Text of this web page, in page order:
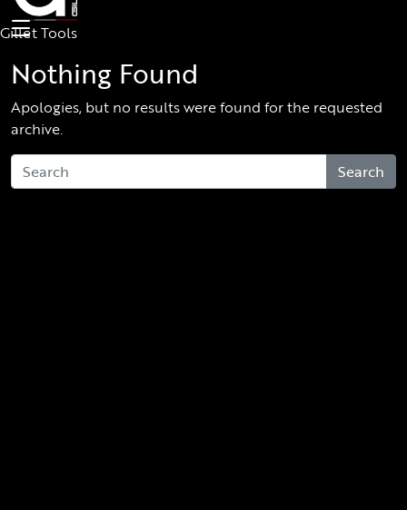
Skip to main content
Gillet Tools
Nothing Found
Apologies, but no results were found for the requested
archive.
Search